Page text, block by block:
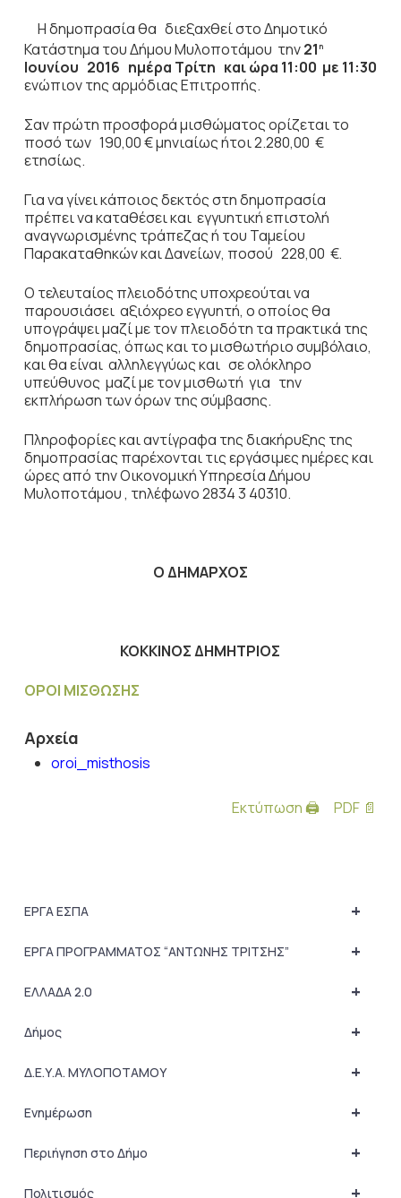
Η δημοπρασία θα διεξαχθεί στο Δημοτικό
Κατάστημα του Δήμου Μυλοποτάμου την21 η
Ιουνίου 2016 ημέρα Τρίτη και ώρα 11:00 με 11:30
ενώπιον της αρμόδιας Επιτροπής.
Σαν πρώτη προσφορά μισθώματος ορίζεται το
ποσό των 190,00 € μηνιαίως ήτοι 2.280,00 €
ετησίως.
Για να γίνει κάποιος δεκτός στη δημοπρασία
πρέπει να καταθέσει και εγγυητική επιστολή
αναγνωρισμένης τράπεζας ή του Ταμείου
Παρακαταθηκών και Δανείων, ποσού 228,00 €.
Ο τελευταίος πλειοδότης υποχρεούται να
παρουσιάσει αξιόχρεο εγγυητή, ο οποίος θα
υπογράψει μαζί με τον πλειοδότη τα πρακτικά της
δημοπρασίας, όπως και το μισθωτήριο συμβόλαιο,
και θα είναι αλληλεγγύως και σε ολόκληρο
υπεύθυνος μαζί με τον μισθωτή για την
εκπλήρωση των όρων της σύμβασης.
Πληροφορίες και αντίγραφα της διακήρυξης της
δημοπρασίας παρέχονται τις εργάσιμες ημέρες και
ώρες από την Οικονομική Υπηρεσία Δήμου
Μυλοποτάμου , τηλέφωνο 2834 3 40310.
Ο ΔΗΜΑΡΧΟΣ
ΚΟΚΚΙΝΟΣ ΔΗΜΗΤΡΙΟΣ
ΟΡΟΙ ΜΙΣΘΩΣΗΣ
Αρχεία
oroi_misthosis
Εκτύπωση 🖨 PDF 📄
+
ΕΡΓΑ ΕΣΠΑ
+
ΕΡΓΑ ΠΡΟΓΡΑΜΜΑΤΟΣ “ΑΝΤΩΝΗΣ ΤΡΙΤΣΗΣ”
+
ΕΛΛΑΔΑ 2.0
+
Δήμος
+
Δ.Ε.Υ.Α. ΜΥΛΟΠΟΤΑΜΟΥ
+
Ενημέρωση
+
Περιήγηση στο Δήμο
Πολιτισμός